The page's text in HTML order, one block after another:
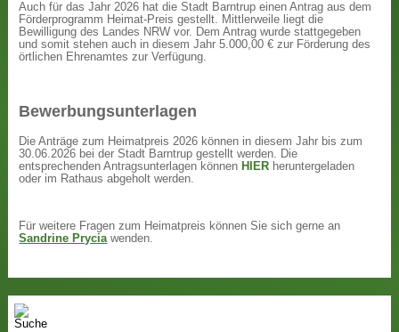
Auch für das Jahr 2026 hat die Stadt Barntrup einen Antrag aus dem
Förderprogramm Heimat-Preis gestellt. Mittlerweile liegt die
Bewilligung des Landes NRW vor. Dem Antrag wurde stattgegeben
und somit stehen auch in diesem Jahr 5.000,00 € zur Förderung des
örtlichen Ehrenamtes zur Verfügung.
Bewerbungsunterlagen
Die Anträge zum Heimatpreis 2026 können in diesem Jahr bis zum
30.06.2026 bei der Stadt Barntrup gestellt werden. Die
entsprechenden Antragsunterlagen können HIER heruntergeladen
oder im Rathaus abgeholt werden.
Für weitere Fragen zum Heimatpreis können Sie sich gerne an
Sandrine Prycia wenden.